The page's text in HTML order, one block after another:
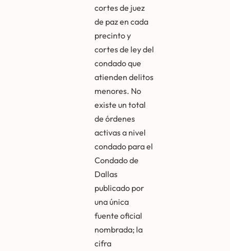
cortes de juez
de paz en cada
precinto y
cortes de ley del
condado que
atienden delitos
menores. No
existe un total
de órdenes
activas a nivel
condado para el
Condado de
Dallas
publicado por
una única
fuente oficial
nombrada; la
cifra